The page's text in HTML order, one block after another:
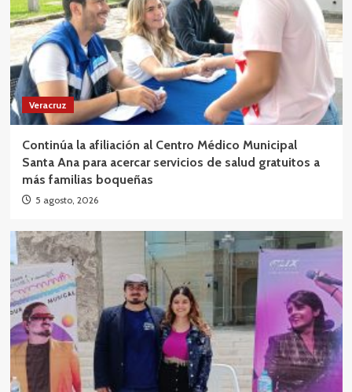
Veracruz
Continúa la afiliación al Centro Médico Municipal
Santa Ana para acercar servicios de salud gratuitos a
más familias boqueñas
5 agosto, 2026